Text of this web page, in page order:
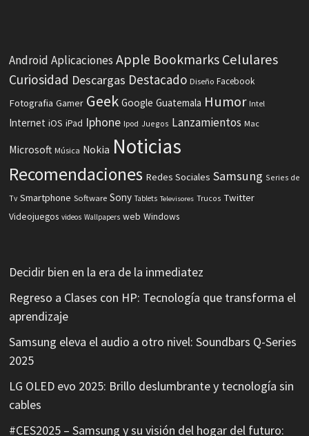
Android Aplicaciones Apple Bookmarks Celulares
Curiosidad Descargas Destacado Diseño Facebook
Fotografia Gamer Geek Google Guatemala Humor Intel
Internet iOS iPad Iphone Ipod Juegos Lanzamientos Mac
Microsoft Música Nokia Noticias
Recomendaciones Redes Sociales Samsung Series de
Tv Smartphone Software Sony Tablets Televisores Trucos Twitter
Videojuegos videos Wallpapers web Windows
Decidir bien en la era de la inmediatez
Regreso a Clases con HP: Tecnología que transforma el
aprendizaje
Samsung eleva el audio a otro nivel: Soundbars Q-Series
2025
LG OLED evo 2025: Brillo deslumbrante y tecnología sin
cables
#CES2025 – Samsung y su visión del hogar del futuro: